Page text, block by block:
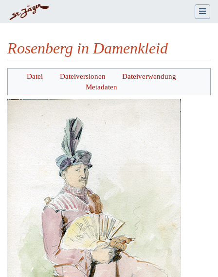
Rosenberg in Damenkleid
Wechseln zu: Navigation,Suche
Datei Dateiversionen
Dateiverwendung
Metadaten